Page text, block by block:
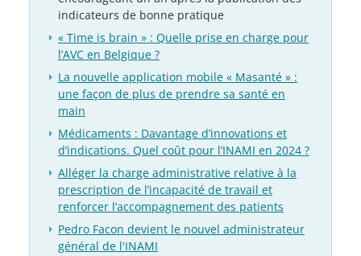
indicateurs de bonne pratique
« Time is brain » : Quelle prise en charge pour
l’AVC en Belgique ?
La nouvelle application mobile « Masanté » :
une façon de plus de prendre sa santé en
main
Médicaments : Davantage d’innovations et
d’indications. Quel coût pour l’INAMI en 2024 ?
Alléger la charge administrative relative à la
prescription de l’incapacité de travail et
renforcer l’accompagnement des patients
Pedro Facon devient le nouvel administrateur
général de l'INAMI